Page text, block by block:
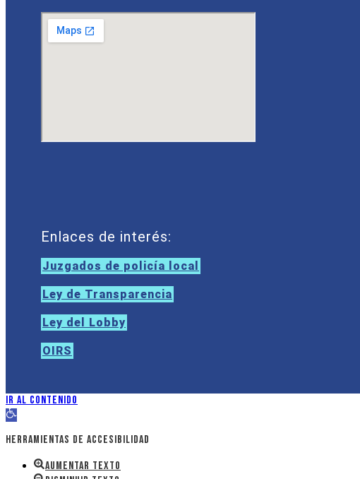
Enlaces de interés:
Juzgados de policía local
Ley de Transparencia
Ley del Lobby
OIRS
Ir al contenido
Abrir barra de herramientas
Herramientas de accesibilidad
Aumentar texto